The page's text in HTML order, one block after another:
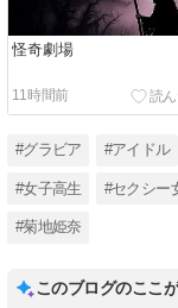
怪奇劇場
11時間前
#グラビア #アイドル
#女子高生 #セクシー
#菊地姫奈
このブログのここ